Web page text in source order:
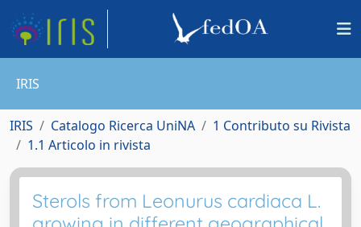
IRIS
IRIS Catalogo Ricerca UniNA
1 Contributo su Rivista
1.1 Articolo in rivista
Sterols from Leonurus cardiaca L.